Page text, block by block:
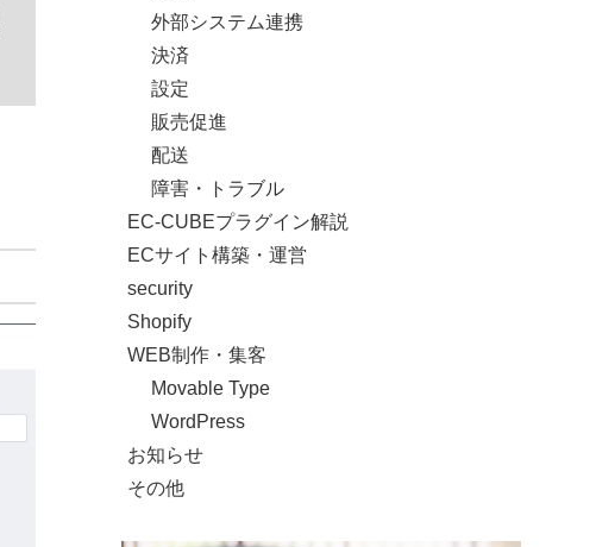
外部システム連携
決済
設定
販売促進
配送
障害・トラブル
EC-CUBEプラグイン解説
ECサイト構築・運営
security
Shopify
WEB制作・集客
Movable Type
WordPress
お知らせ
その他